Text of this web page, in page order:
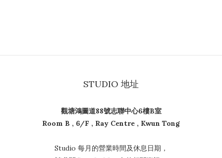
STUDIO 地址
觀塘鴻圖道88號志聯中心6樓B室
Room B , 6/F , Ray Centre , Kwun Tong
Studio 每月的營業時間及休息日期，